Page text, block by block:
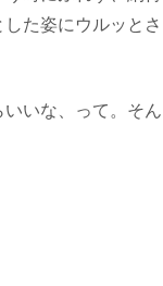
た姿にウルッとさ
いな、って。そん